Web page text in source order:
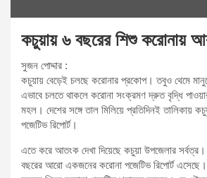
কচুয়ায় ৬ বছরের শিশু করোনায়
সুজন পোদ্দার :
কচুয়ায় বেড়েই চলছে করোনার প্রকোপ। তবুও থেমে
এভাবে চলতে থাকলে করোনা সংক্রমণ দ্রুত বৃদ্ধি
মহল। দেশের সঙ্গে তাল মিলিয়ে প্রতিদিনই তালিকায়
পজেটিভ রিপোর্ট।
এতে করে আতংক দেখা দিয়েছে কচুয়া উপজেলার
বছরের আরো একজনের করোনা পজেটিভ রিপোর্ট